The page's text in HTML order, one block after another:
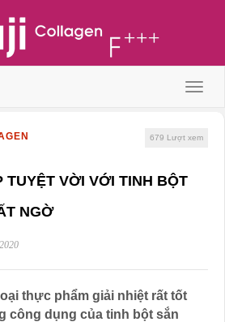
Menu
679 Lượt xem
VỜI VỚI TINH BỘT
NGỜ
thực phẩm giải nhiệt rất tốt
công dụng của tinh bột sắn